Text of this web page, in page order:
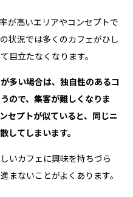
が高いエリアやコンセプトで
状況では多くのカフェがひし
目立たなくなります。
多い場合は、独自性のあるコ
ので、集客が難しくなりま
セプトが似ていると、同じニ
してしまいます。
いカフェに興味を持ちづら
まないことがよくあります。